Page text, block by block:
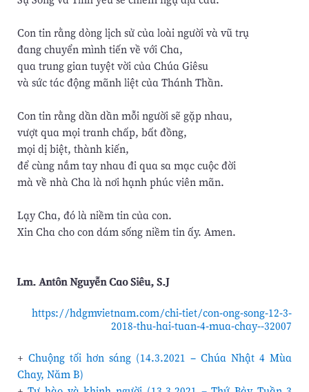
Con tin rằng dòng lịch sử của loài người và vũ trụ
đang chuyển mình tiến về với Cha,
qua trung gian tuyệt vời của Chúa Giêsu
và sức tác động mãnh liệt của Thánh Thần.
Con tin rằng dần dần mỗi người sẽ gặp nhau,
vượt qua mọi tranh chấp, bất đồng,
mọi dị biệt, thành kiến,
để cùng nắm tay nhau đi qua sa mạc cuộc đời
mà về nhà Cha là nơi hạnh phúc viên mãn.
Lạy Cha, đó là niềm tin của con.
Xin Cha cho con dám sống niềm tin ấy. Amen.
Lm. Antôn Nguyễn Cao Siêu, S.J
https://hdgmvietnam.com/chi-tiet/con-ong-song-12-3-
2018-thu-hai-tuan-4-mua-chay--32007
+ Chuộng tối hơn sáng (14.3.2021 – Chúa Nhật 4 Mùa
Chay, Năm B)